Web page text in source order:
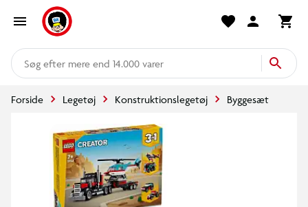
mere end 14.000 varer
Forside Legetøj Konstruktionslegetøj Byggesæt